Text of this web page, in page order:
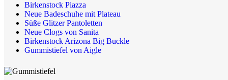
Birkenstock Piazza
Neue Badeschuhe mit Plateau
Süße Glitzer Pantoletten
Neue Clogs von Sanita
Birkenstock Arizona Big Buckle
Gummistiefel von Aigle